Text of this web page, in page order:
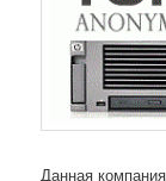
Данная